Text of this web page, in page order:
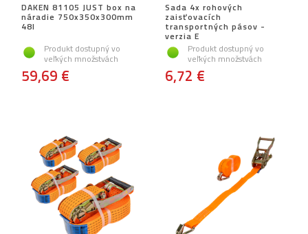
DAKEN 81105 JUST box na
náradie 750x350x300mm
48l
Produkt dostupný vo
veľkých množstvách
59,69 €
Sada 4x rohových
zaisťovacích
transportných pásov -
verzia E
Produkt dostupný vo
veľkých množstvách
6,72 €